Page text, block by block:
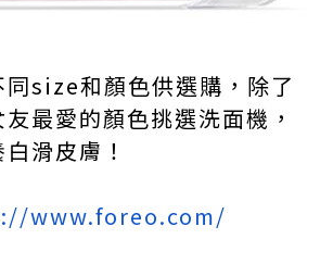
size和顏色供選購，除了
最愛的顏色挑選洗面機，
滑皮膚！
www.foreo.com/